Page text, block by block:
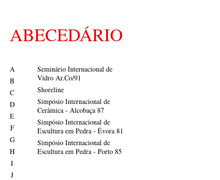
ABECEDÁRIO
A
B
C
D
E
F
G
H
I
J
Seminário Internacional de
Vidro Ar.Co/91
Shoreline
Simpósio Internacional de
Cerâmica - Alcobaça 87
Simpósio Internacional de
Escultura em Pedra - Évora 81
Simpósio Internacional de
Escultura em Pedra - Porto 85